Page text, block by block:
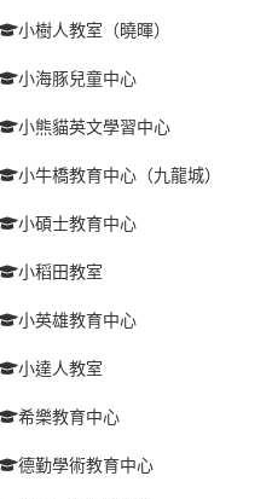
小樹人教室（曉暉）
小海豚兒童中心
小熊貓英文學習中心
小牛橋教育中心（九龍城）
小碩士教育中心
小稻田教室
小英雄教育中心
小達人教室
希樂教育中心
德勤學術教育中心